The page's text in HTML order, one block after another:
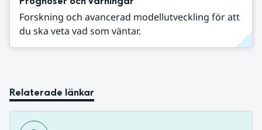
Forskning och avancerad modellutveckling för att
du ska veta vad som väntar.
Relaterade länkar